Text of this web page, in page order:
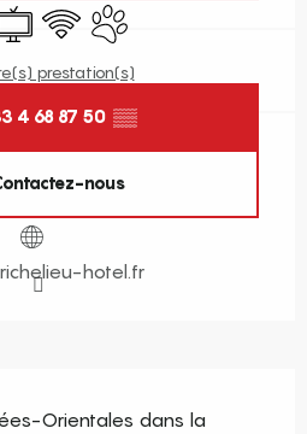
WiFi Animaux acceptés
prestation(s)
4 68 87 50 ▒▒
nous
hotel.fr
Orientales dans la